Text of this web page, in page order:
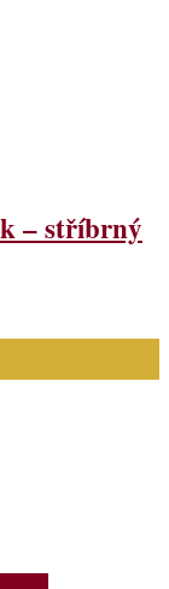
– stříbrný